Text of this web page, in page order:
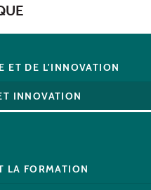
ET DE L'INNOVATION
INNOVATION
LA FORMATION